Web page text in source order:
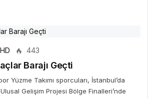
443
Barajı Geçti
Yüzme Takımı sporcuları, İstanbul’da
Gelişim Projesi Bölge Finalleri’nde